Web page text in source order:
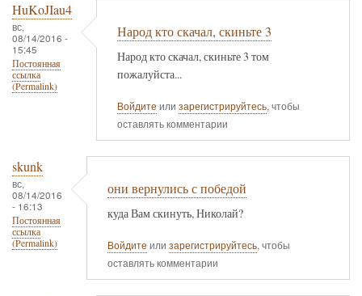
HuKoJIau4
вс,
08/14/2016 -
15:45
Постоянная
ссылка
(Permalink)
Народ кто скачал, скиньте 3
Народ кто скачал, скиньте 3 том
пожалуйста...
Войдите или зарегистрируйтесь, чтобы
оставлять комментарии
skunk
вс,
08/14/2016
- 16:13
Постоянная
ссылка
(Permalink)
они вернулись с победой
куда Вам скинуть, Николай?
Войдите или зарегистрируйтесь, чтобы
оставлять комментарии